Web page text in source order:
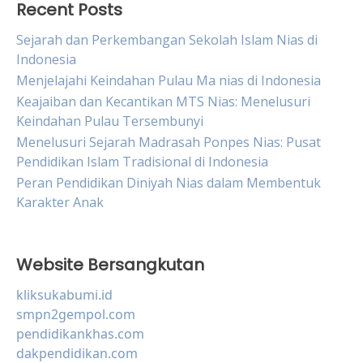
Recent Posts
Sejarah dan Perkembangan Sekolah Islam Nias di
Indonesia
Menjelajahi Keindahan Pulau Ma nias di Indonesia
Keajaiban dan Kecantikan MTS Nias: Menelusuri
Keindahan Pulau Tersembunyi
Menelusuri Sejarah Madrasah Ponpes Nias: Pusat
Pendidikan Islam Tradisional di Indonesia
Peran Pendidikan Diniyah Nias dalam Membentuk
Karakter Anak
Website Bersangkutan
kliksukabumi.id
smpn2gempol.com
pendidikankhas.com
dakpendidikan.com